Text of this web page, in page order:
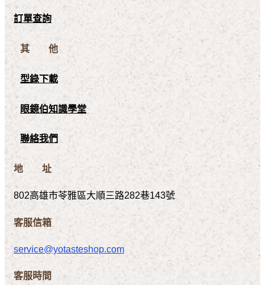
訂單查詢
其 他
型錄下載
眼鏡伯知識學堂
聯絡我們
地 址
802高雄市苓雅區大順三路282巷143號
客服信箱
service@yotasteshop.com
客服時間